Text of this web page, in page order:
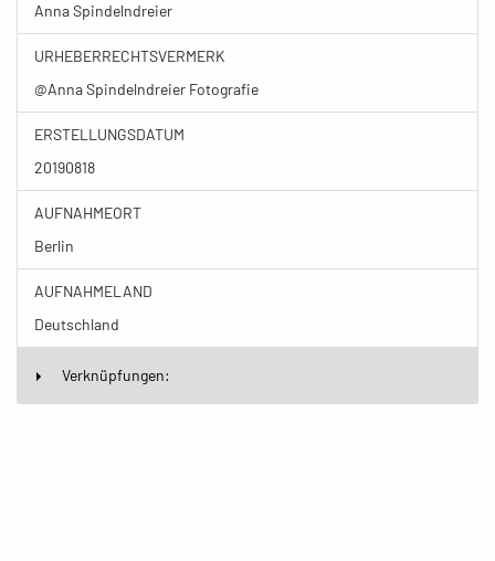
Anna Spindelndreier
URHEBERRECHTSVERMERK
@Anna Spindelndreier Fotografie
ERSTELLUNGSDATUM
20190818
AUFNAHMEORT
Berlin
AUFNAHMELAND
Deutschland
Verknüpfungen: